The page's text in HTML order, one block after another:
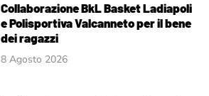
Collaborazione BkL Basket Ladiapoli
e Polisportiva Valcanneto per il bene
dei ragazzi
8 Agosto 2026